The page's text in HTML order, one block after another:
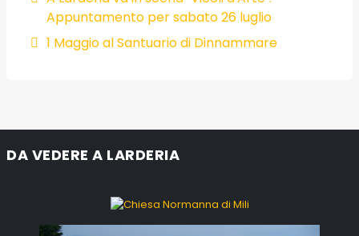
Appuntamento per sabato 26 luglio
1 Maggio al Santuario di Dinnammare
DA VEDERE A LARDERIA